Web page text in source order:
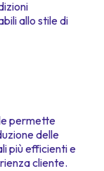
allo stile di
permette
delle
più efficienti e
cliente.